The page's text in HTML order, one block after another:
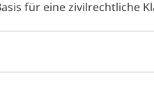
für eine zivilrechtliche